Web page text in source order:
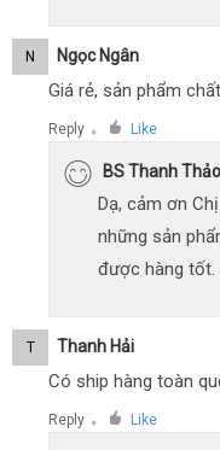
N Ngọc Ngân
Giá rẻ, sản phẩm
Reply ● Like
BS Thanh Thảo
Dạ, cảm ơn
những sản
được hàng tốt.
T Thanh Hải
Có ship hàng toàn
Reply ● Like